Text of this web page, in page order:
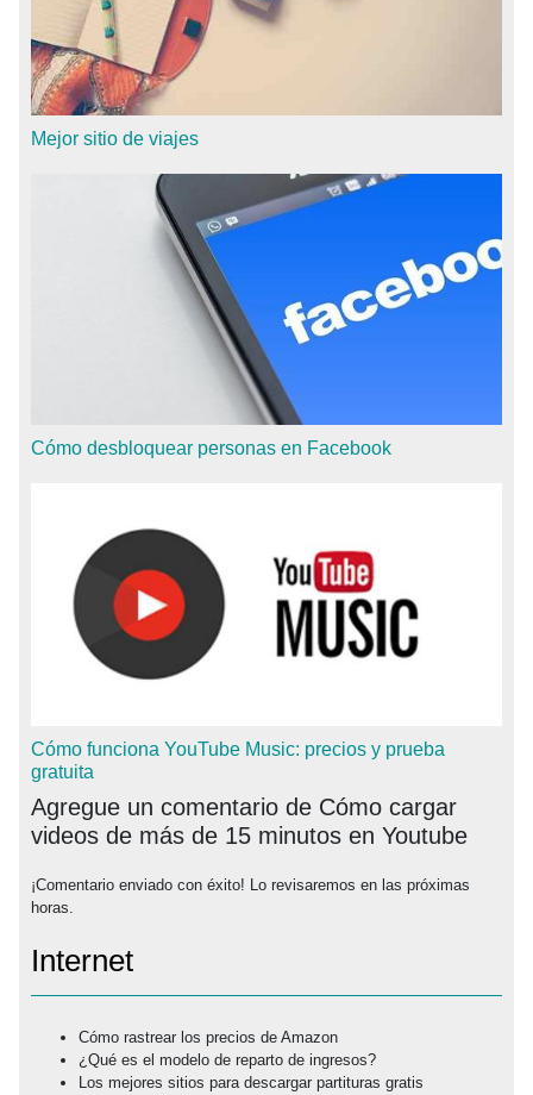
Mejor sitio de viajes
Cómo desbloquear personas en Facebook
Cómo funciona YouTube Music: precios y prueba
gratuita
Agregue un comentario de Cómo cargar
videos de más de 15 minutos en Youtube
¡Comentario enviado con éxito! Lo revisaremos en las próximas
horas.
Internet
Cómo rastrear los precios de Amazon
¿Qué es el modelo de reparto de ingresos?
Los mejores sitios para descargar partituras gratis